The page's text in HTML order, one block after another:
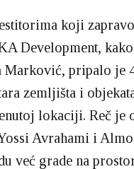
koji
Development,
Marković, pripalo je
zemljišta i
lokaciji. Reč je
Avrahami i
već grade na